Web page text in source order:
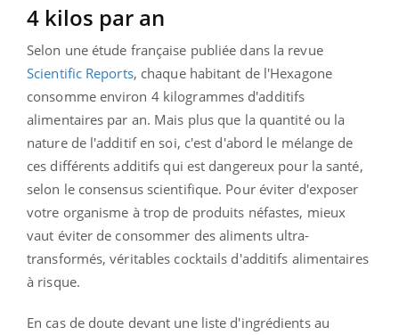
4 kilos par an
Selon une étude française publiée dans la revue
Scientific Reports, chaque habitant de l'Hexagone
consomme environ 4 kilogrammes d'additifs
alimentaires par an. Mais plus que la quantité ou la
nature de l'additif en soi, c'est d'abord le mélange de
ces différents additifs qui est dangereux pour la santé,
selon le consensus scientifique. Pour éviter d'exposer
votre organisme à trop de produits néfastes, mieux
vaut éviter de consommer des aliments ultra-
transformés, véritables cocktails d'additifs alimentaires
à risque.
En cas de doute devant une liste d'ingrédients au